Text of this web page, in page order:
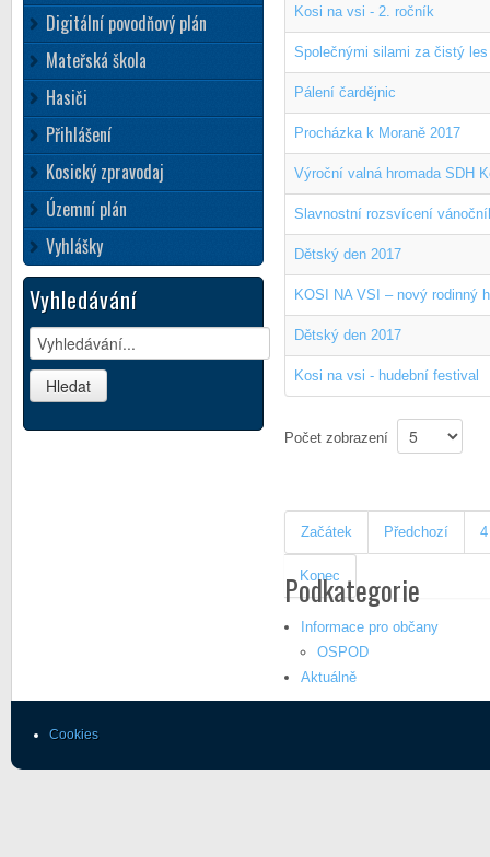
Digitální povodňový plán
Mateřská škola
Hasiči
Přihlášení
Kosický zpravodaj
Územní plán
Vyhlášky
Vyhledávání
Kosi na vsi - 2. ročník
Společnými silami za čistý
Pálení čardějnic
Procházka k Moraně 2017
Výroční valná hromada SDH
Slavnostní rozsvícení
Dětský den 2017
KOSI NA VSI – nový rodinný
Dětský den 2017
Kosi na vsi - hudební festival
Počet zobrazení
Začátek Předchozí 4
Konec
Podkategorie
Informace pro občany
OSPOD
Aktuálně
Cookies